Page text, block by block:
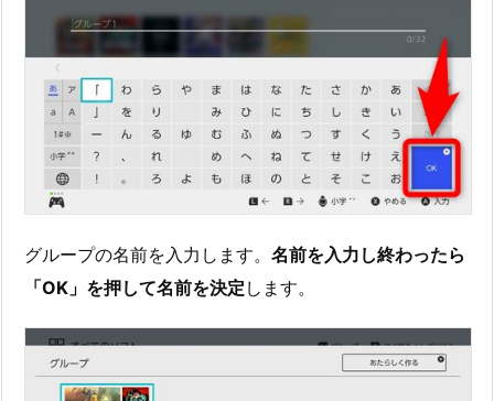
グループの名前を入力します。 名前を入力し終わったら
「OK」を押して名前を決定 します。